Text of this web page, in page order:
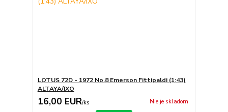
LOTUS 72D - 1972 No.8 Emerson Fittipaldi (1:43)
ALTAYA/IXO
16,00 EUR/ks Nie je skladom